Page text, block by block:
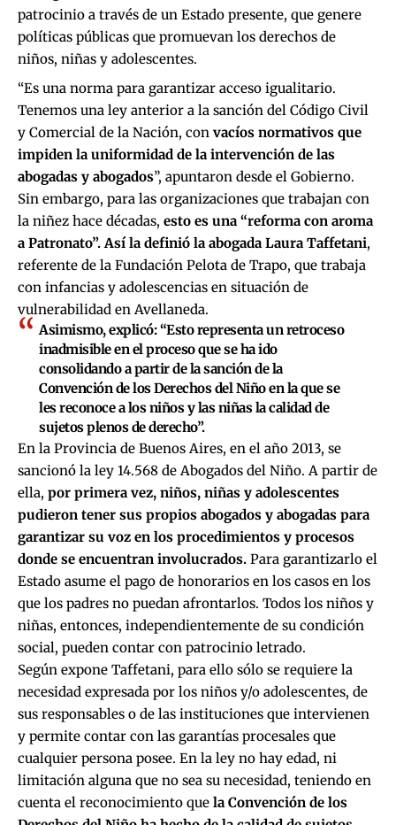
patrocinio a través de un Estado presente, que genere
políticas públicas que promuevan los derechos de
niños, niñas y adolescentes.
“Es una norma para garantizar acceso igualitario.
Tenemos una ley anterior a la sanción del Código Civil
y Comercial de la Nación, con vacíos normativos que
impiden la uniformidad de la intervención de las
abogadas y abogados”, apuntaron desde el Gobierno.
Sin embargo, para las organizaciones que trabajan con
la niñez hace décadas, esto es una “reforma con aroma
a Patronato”. Así la definió la abogada Laura Taffetani,
referente de la Fundación Pelota de Trapo, que trabaja
con infancias y adolescencias en situación de
vulnerabilidad en Avellaneda.
Asimismo, explicó: “Esto representa un retroceso
inadmisible en el proceso que se ha ido
consolidando a partir de la sanción de la
Convención de los Derechos del Niño en la que se
les reconoce a los niños y las niñas la calidad de
sujetos plenos de derecho”.
En la Provincia de Buenos Aires, en el año 2013, se
sancionó la ley 14.568 de Abogados del Niño. A partir de
ella, por primera vez, niños, niñas y adolescentes
pudieron tener sus propios abogados y abogadas para
garantizar su voz en los procedimientos y procesos
donde se encuentran involucrados. Para garantizarlo el
Estado asume el pago de honorarios en los casos en los
que los padres no puedan afrontarlos. Todos los niños y
niñas, entonces, independientemente de su condición
social, pueden contar con patrocinio letrado.
Según expone Taffetani, para ello sólo se requiere la
necesidad expresada por los niños y/o adolescentes, de
sus responsables o de las instituciones que intervienen
y permite contar con las garantías procesales que
cualquier persona posee. En la ley no hay edad, ni
limitación alguna que no sea su necesidad, teniendo en
cuenta el reconocimiento que la Convención de los